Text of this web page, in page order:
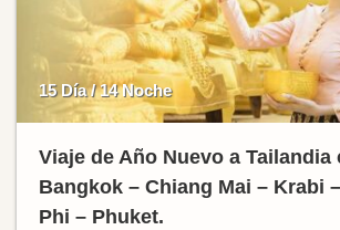
15 Día / 14 Noche
Viaje de Año Nuevo a Tailandia
Bangkok – Chiang Mai – Krabi
Phi – Phuket.